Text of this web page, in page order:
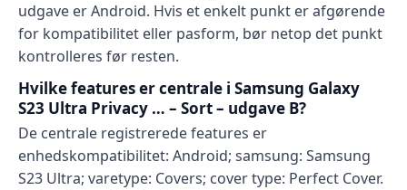
udgave er Android. Hvis et enkelt punkt er afgørende
for kompatibilitet eller pasform, bør netop det punkt
kontrolleres før resten.
Hvilke features er centrale i Samsung Galaxy
S23 Ultra Privacy … – Sort – udgave B?
De centrale registrerede features er
enhedskompatibilitet: Android; samsung: Samsung
S23 Ultra; varetype: Covers; cover type: Perfect Cover.